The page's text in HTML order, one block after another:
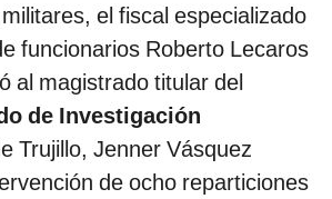
el fiscal especializado
funcionarios Roberto Lecaros
al magistrado titular del
de Investigación
Trujillo, Jenner Vásquez
de ocho reparticiones